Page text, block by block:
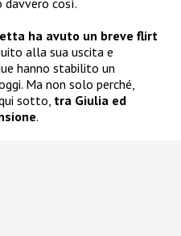
così.
ha avuto un breve flirt
alla sua uscita e
hanno stabilito un
Ma non solo perché,
sotto, tra Giulia ed
.